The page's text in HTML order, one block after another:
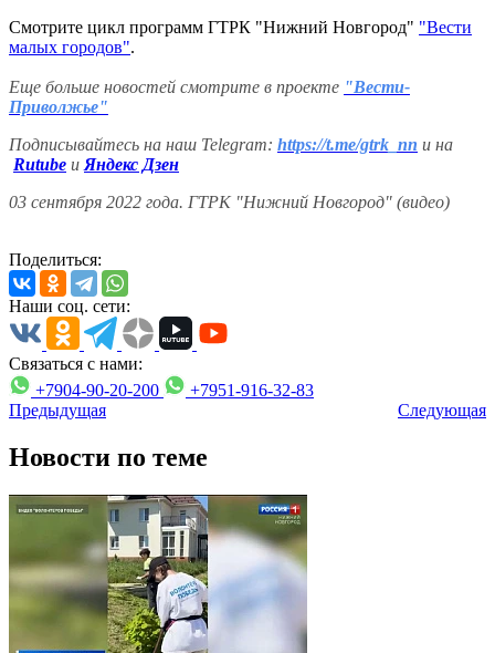
Смотрите цикл программ ГТРК "Нижний Новгород" "Вести
малых городов".
Еще больше новостей смотрите в проекте "Вести-
Приволжье"
Подписывайтесь на наш Telegram: https://t.me/gtrk_nn и на
Rutube и Яндекс Дзен
03 сентября 2022 года. ГТРК "Нижний Новгород" (видео)
Поделиться:
Наши соц. сети:
Связаться с нами:
+7904-90-20-200
+7951-916-32-83
Предыдущая
Следующая
Новости по теме